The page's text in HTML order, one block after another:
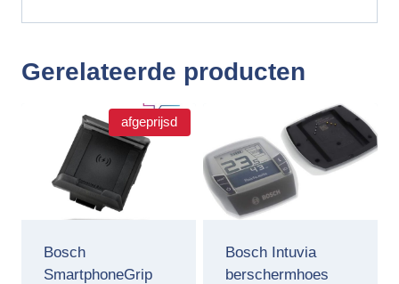
Gerelateerde producten
afgeprijsd
Bosch
SmartphoneGrip
Bosch Intuvia
berschermhoes